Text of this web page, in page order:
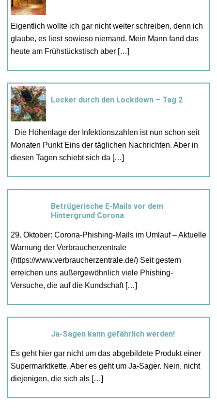
Eigentlich wollte ich gar nicht weiter schreiben, denn ich
glaube, es liest sowieso niemand. Mein Mann fand das
heute am Frühstückstisch aber […]
Locker durch den Lockdown – Tag 2
Die Höhenlage der Infektionszahlen ist nun schon seit
Monaten Punkt Eins der täglichen Nachrichten. Aber in
diesen Tagen schiebt sich da […]
Betrügerische E-Mails vor dem
Hintergrund Corona
29. Oktober: Corona-Phishing-Mails im Umlauf – Aktuelle
Warnung der Verbraucherzentrale
(https://www.verbraucherzentrale.de/) Seit gestern
erreichen uns außergewöhnlich viele Phishing-
Versuche, die auf die Kundschaft […]
Ja-Sagen kann gefährlich werden!
Es geht hier gar nicht um das abgebildete Produkt einer
Supermarktkette. Aber es geht um Ja-Sager. Nein, nicht
diejenigen, die sich als […]